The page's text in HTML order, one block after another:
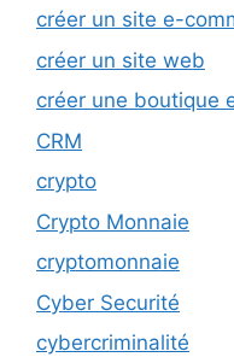
créer un site e-
créer un site web
créer une boutique
CRM
crypto
Crypto Monnaie
cryptomonnaie
Cyber Securité
cybercriminalité